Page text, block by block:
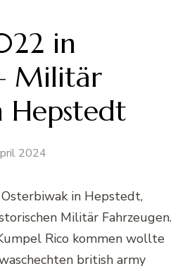
in
Militär
Hepstedt
2024
in Hepstedt,
Militär Fahrzeugen.
Rico kommen wollte
british army